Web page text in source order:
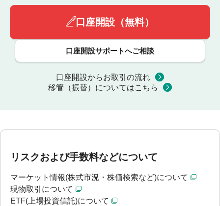
口座開設（無料）
口座開設サポートへご相談
口座開設からお取引の流れ
移管（振替）についてはこちら
リスクおよび手数料などについて
マーケット情報(株式市況・株価検索など)について
現物取引について
ETF(上場投資信託)について